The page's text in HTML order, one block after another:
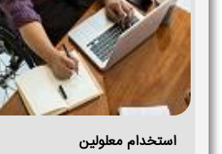
استخدام معلولین